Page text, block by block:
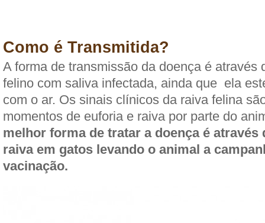
Como é Transmitida?
A forma de transmissão da doença é através
felino com saliva infectada, ainda que ela
com o ar. Os sinais clínicos da raiva felina
momentos de euforia e raiva por parte do
melhor forma de tratar a doença é através
raiva em gatos levando o animal a
vacinação.